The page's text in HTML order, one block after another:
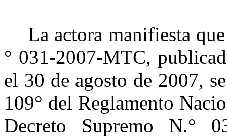
La actora manifiesta
° 031-2007-MTC,
el 30 de agosto de 2007,
109° del Reglamento
Decreto Supremo N.°